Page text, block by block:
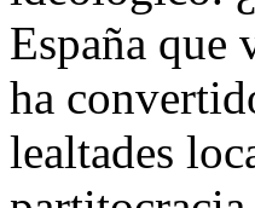
España que
ha
lealtades